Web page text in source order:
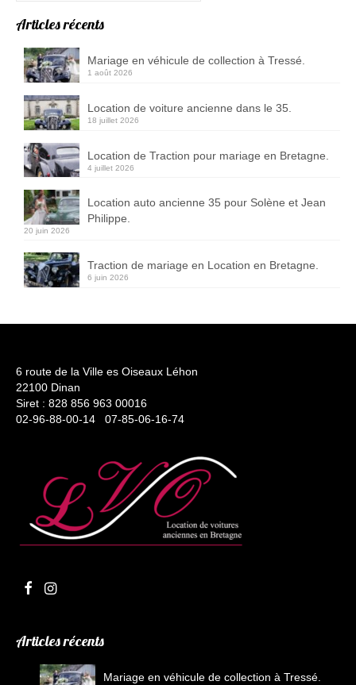
Déco&Photos
Décoration de voiture
Photos de mariage
Articles récents
Mariage en véhicule de collection à Tressé.
1 août 2026
Location de voiture ancienne dans le 35.
18 juillet 2026
Location de Traction pour mariage en Bretagne.
4 juillet 2026
Location auto ancienne 35 pour Solène et Jean
Philippe.
20 juin 2026
Traction de mariage en Location en Bretagne.
6 juin 2026
6 route de la Ville es Oiseaux Léhon
22100 Dinan
Siret : 828 856 963 00016
02-96-88-00-14 07-85-06-16-74
Articles récents
Mariage en véhicule de collection à Tressé.